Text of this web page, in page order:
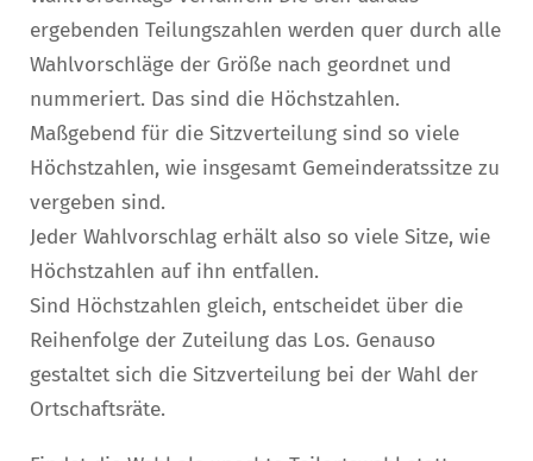
ergebenden Teilungszahlen werden quer durch alle
Wahlvorschläge der Größe nach geordnet und
nummeriert. Das sind die Höchstzahlen.
Maßgebend für die Sitzverteilung sind so viele
Höchstzahlen, wie insgesamt Gemeinderatssitze zu
vergeben sind.
Jeder Wahlvorschlag erhält also so viele Sitze, wie
Höchstzahlen auf ihn entfallen.
Sind Höchstzahlen gleich, entscheidet über die
Reihenfolge der Zuteilung das Los. Genauso
gestaltet sich die Sitzverteilung bei der Wahl der
Ortschaftsräte.